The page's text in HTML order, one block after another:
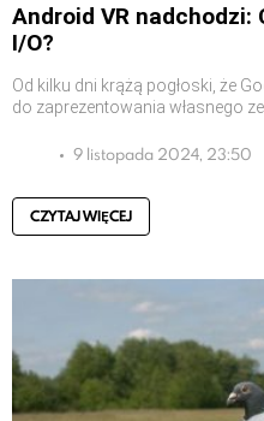
Android VR nadchodzi:
I/O?
Od kilku dni krążą pogłoski, że
do zaprezentowania własnego
9 listopada 2024, 23:50
CZYTAJ WIĘCEJ